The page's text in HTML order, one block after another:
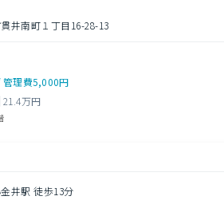
井南町１丁目16-28-13
管理費5,000円
21.4万円
井駅 徒歩13分